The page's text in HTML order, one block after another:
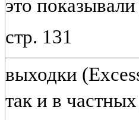
это
стр. 131
выходки
так и в